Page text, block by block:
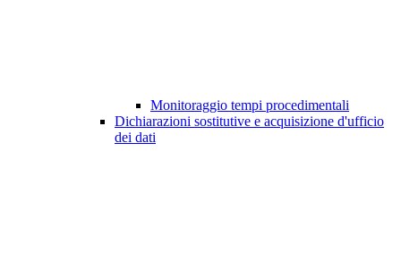
Monitoraggio tempi procedimentali
Dichiarazioni sostitutive e acquisizione d'ufficio
dei dati